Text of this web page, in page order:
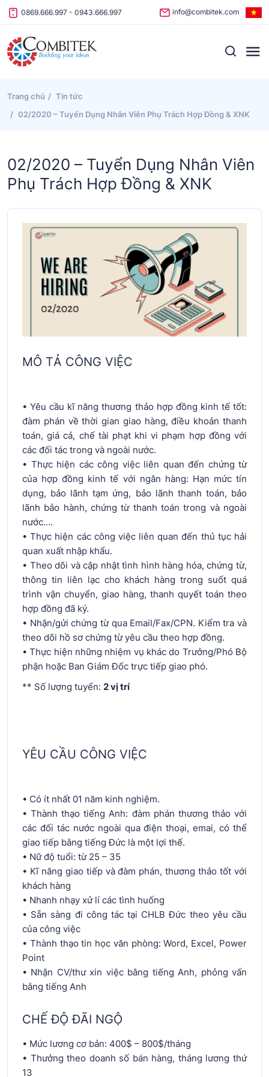
Skip to content
0869.666.997 - 0943.666.997 info@combitek.com
Trang chủ
Tin tức
02/2020 – Tuyển Dụng Nhân Viên Phụ Trách Hợp Đồng & XNK
02/2020 – Tuyển Dụng Nhân Viên
Phụ Trách Hợp Đồng & XNK
MÔ TẢ CÔNG VIỆC
• Yêu cầu kĩ năng thương thảo hợp đồng kinh tế tốt:
đàm phán về thời gian giao hàng, điều khoản thanh
toán, giá cả, chế tài phạt khi vi phạm hợp đồng với
các đối tác trong và ngoài nước.
• Thực hiện các công việc liên quan đến chứng từ
của hợp đồng kinh tế với ngân hàng: Hạn mức tín
dụng, bảo lãnh tạm ứng, bảo lãnh thanh toán, bảo
lãnh bảo hành, chứng từ thanh toán trong và ngoài
nước….
• Thực hiện các công việc liên quan đến thủ tục hải
quan xuất nhập khẩu.
• Theo dõi và cập nhật tình hình hàng hóa, chứng từ,
thông tin liên lạc cho khách hàng trong suốt quá
trình vận chuyển, giao hàng, thanh quyết toán theo
hợp đồng đã ký.
• Nhận/gửi chứng từ qua Email/Fax/CPN. Kiểm tra và
theo dõi hồ sơ chứng từ yêu cầu theo hợp đồng.
• Thực hiện những nhiệm vụ khác do Trưởng/Phó Bộ
phận hoặc Ban Giám Đốc trực tiếp giao phó.
** Số lượng tuyển: 2 vị trí
YÊU CẦU CÔNG VIỆC
• Có ít nhất 01 năm kinh nghiệm.
• Thành thạo tiếng Anh: đàm phán thương thảo với
các đối tác nước ngoài qua điện thoại, emai, có thể
giao tiếp bằng tiếng Đức là một lợi thế.
• Nữ độ tuổi: từ 25 – 35
• Kĩ năng giao tiếp và đàm phán, thương thảo tốt với
khách hàng
• Nhanh nhạy xử lí các tình huống
• Sẵn sàng đi công tác tại CHLB Đức theo yêu cầu
của công việc
• Thành thạo tin học văn phòng: Word, Excel, Power
Point
• Nhận CV/thư xin việc bằng tiếng Anh, phỏng vấn
bằng tiếng Anh
CHẾ ĐỘ ĐÃI NGỘ
• Mức lương cơ bản: 400$ – 800$/tháng
• Thưởng theo doanh số bán hàng, tháng lương thứ
13